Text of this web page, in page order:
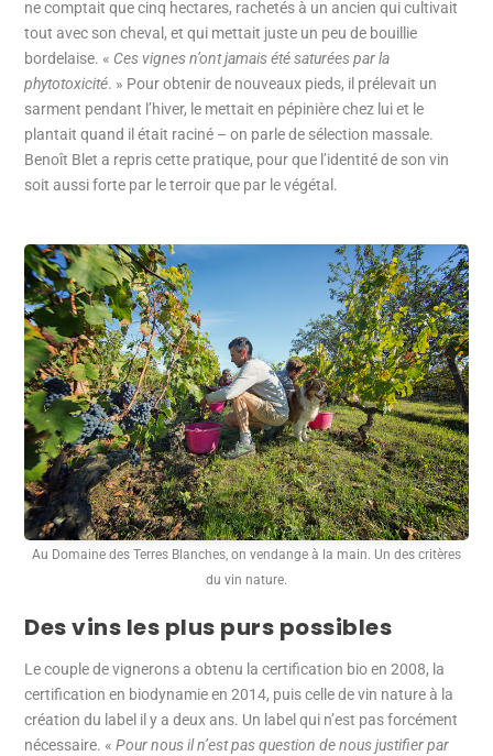
ne comptait que cinq hectares, rachetés à un ancien qui cultivait
tout avec son cheval, et qui mettait juste un peu de bouillie
bordelaise. « Ces vignes n’ont jamais été saturées par la
phytotoxicité. » Pour obtenir de nouveaux pieds, il prélevait un
sarment pendant l’hiver, le mettait en pépinière chez lui et le
plantait quand il était raciné – on parle de sélection massale.
Benoît Blet a repris cette pratique, pour que l’identité de son vin
soit aussi forte par le terroir que par le végétal.
Au Domaine des Terres Blanches, on vendange à la main. Un des critères
du vin nature.
Des vins les plus purs possibles
Le couple de vignerons a obtenu la certification bio en 2008, la
certification en biodynamie en 2014, puis celle de vin nature à la
création du label il y a deux ans. Un label qui n’est pas forcément
nécessaire. «Pour nous il n’est pas question de nous justifier par